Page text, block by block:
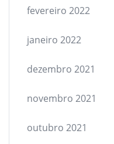
fevereiro 2022
janeiro 2022
dezembro 2021
novembro 2021
outubro 2021